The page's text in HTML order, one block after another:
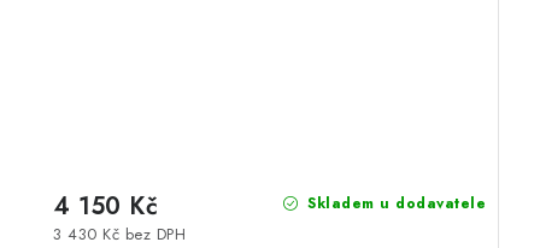
Skladem u dodavatele
3 430 Kč bez DPH
4 150 Kč